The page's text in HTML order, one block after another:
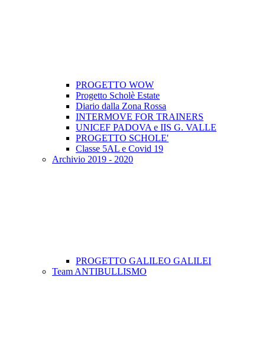
PROGETTO WOW
Progetto Scholè Estate
Diario dalla Zona Rossa
INTERMOVE FOR TRAINERS
UNICEF PADOVA e IIS G. VALLE
PROGETTO SCHOLE'
Classe 5AL e Covid 19
Archivio 2019 - 2020
PROGETTO GALILEO GALILEI
Team ANTIBULLISMO